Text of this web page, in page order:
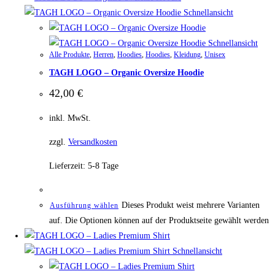
Schnellansicht
Schnellansicht
Alle Produkte Herren Hoodies Hoodies Kleidung Unisex
TAGH LOGO – Organic Oversize Hoodie
42,00 €
inkl. MwSt.
zzgl. Versandkosten
Lieferzeit: 5-8 Tage
Ausführung wählen Dieses Produkt weist mehrere Varianten
auf. Die Optionen können auf der Produktseite gewählt werden
Schnellansicht